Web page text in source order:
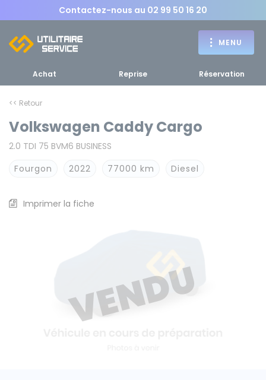
Contactez-nous au 02 99 50 16 20
MENU
MENU
Achat
d'un utilitaire
RETOUR MENU
Achat Reprise Réservation
<< Retour
Volkswagen Caddy Cargo
2.0 TDI 75 BVM6 BUSINESS
Fourgon
2022 77000 km Diesel
Imprimer la fiche